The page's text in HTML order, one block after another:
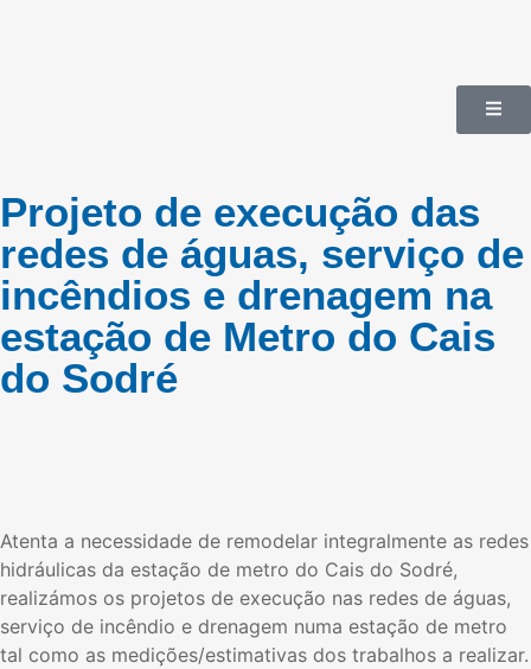
Projeto de execução das
redes de águas, serviço de
incêndios e drenagem na
estação de Metro do Cais
do Sodré
Atenta a necessidade de remodelar integralmente as redes
hidráulicas da estação de metro do Cais do Sodré,
realizámos os projetos de execução nas redes de águas,
serviço de incêndio e drenagem numa estação de metro
tal como as medições/estimativas dos trabalhos a realizar.